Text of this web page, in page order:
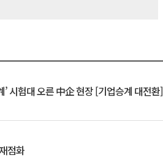
시험대 오른 中企 현장 [기업승계 대전환]
점화